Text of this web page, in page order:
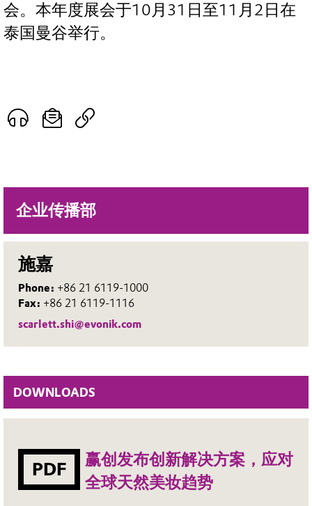
企业传播部
施嘉
Phone: +86 21 6119-1000
Fax: +86 21 6119-1116
scarlett.shi@evonik.com
DOWNLOADS
PDF
赢创发布创新解决方案，应对
全球天然美妆趋势
会。本年度展会于10月31日至11月2日在
泰国曼谷举行。